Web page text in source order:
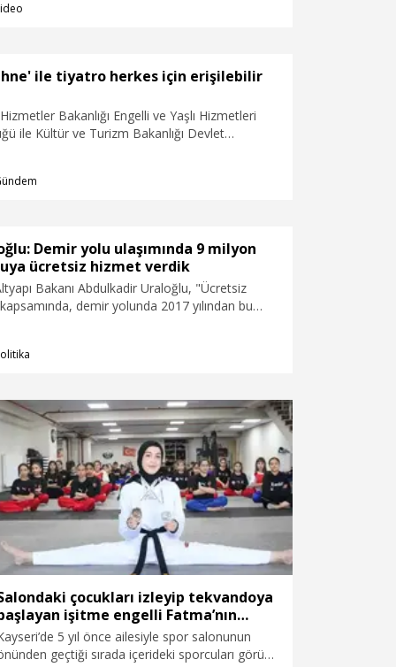
ile tiyatro herkes için erişilebilir
Bakanlığı Engelli ve Yaşlı Hizmetleri
ile Kültür ve Turizm Bakanlığı Devlet
sahnelenecek.
Demir yolu ulaşımında 9 milyon
ücretsiz hizmet verdik
Bakanı Abdulkadir Uraloğlu, "Ücretsiz
demir yolunda 2017 yılından bu
çocukları izleyip tekvandoya
işitme engelli Fatma’nın
Avrupa şampiyonluğu
5 yıl önce ailesiyle spor salonunun
geçtiği sırada içerideki sporcuları görüp